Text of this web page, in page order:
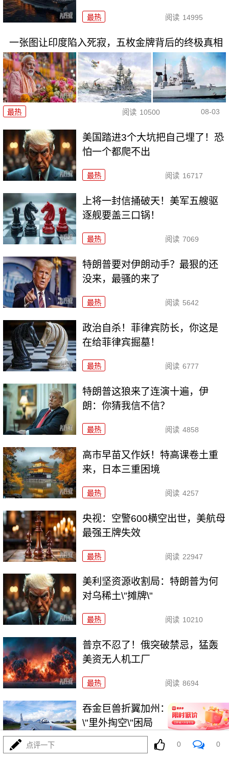
最热 阅读 14995
一张图让印度陷入死寂，五枚金牌背后的终极真相
最热 阅读 10500 08-03
美国踏进3个大坑把自己埋了！恐
怕一个都爬不出
最热 阅读 16717
上将一封信捅破天！美军五艘驱
逐舰要盖三口锅！
最热 阅读 7069
特朗普要对伊朗动手？最狠的还
没来，最骚的来了
最热 阅读 5642
政治自杀！菲律宾防长，你这是
在给菲律宾掘墓！
最热 阅读 6777
特朗普这狼来了连演十遍，伊
朗：你猜我信不信？
最热 阅读 4858
高市早苗又作妖！特高课卷土重
来，日本三重困境
最热 阅读 4257
央视：空警600横空出世，美航母
最强王牌失效
最热 阅读 22947
美利坚资源收割局：特朗普为何
对乌稀土\"摊牌\"
最热 阅读 10210
普京不忍了！俄突破禁忌，猛轰
美资无人机工厂
最热 阅读 8694
吞金巨兽折翼加州：美利坚军工
\"里外掏空\"困局
阅读 6358
点评一下 0 0